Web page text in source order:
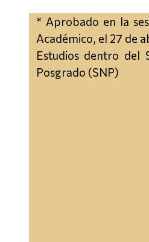
* Aprobado en la
Académico, el 27 de
Estudios dentro del
Posgrado (SNP)